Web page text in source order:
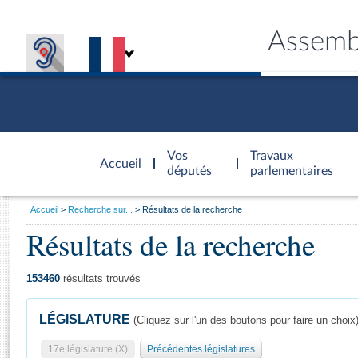
Accueil
d'accueil
Vos
députés
Travaux
parlementaires
Général
Vous
Accueil Recherche sur... Résultats de la recherche
Résultats de la recherche
153460 résultats trouvés
LÉGISLATURE (Cliquez sur l'un des boutons pour faire un choix)
17e législature (X) Précédentes législatures